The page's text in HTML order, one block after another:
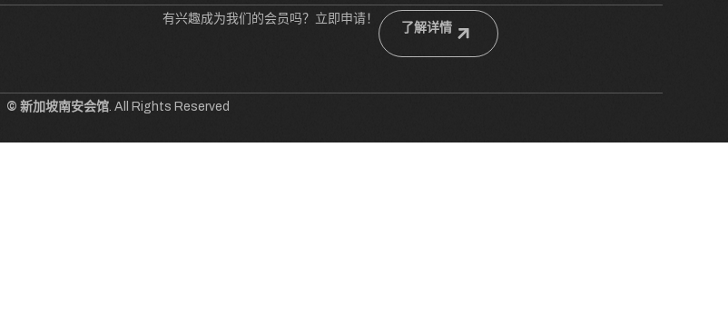
有兴趣成为我们的会员吗？立即申请！
了解详情
© 新加坡南安会馆 . All Rights Reserved